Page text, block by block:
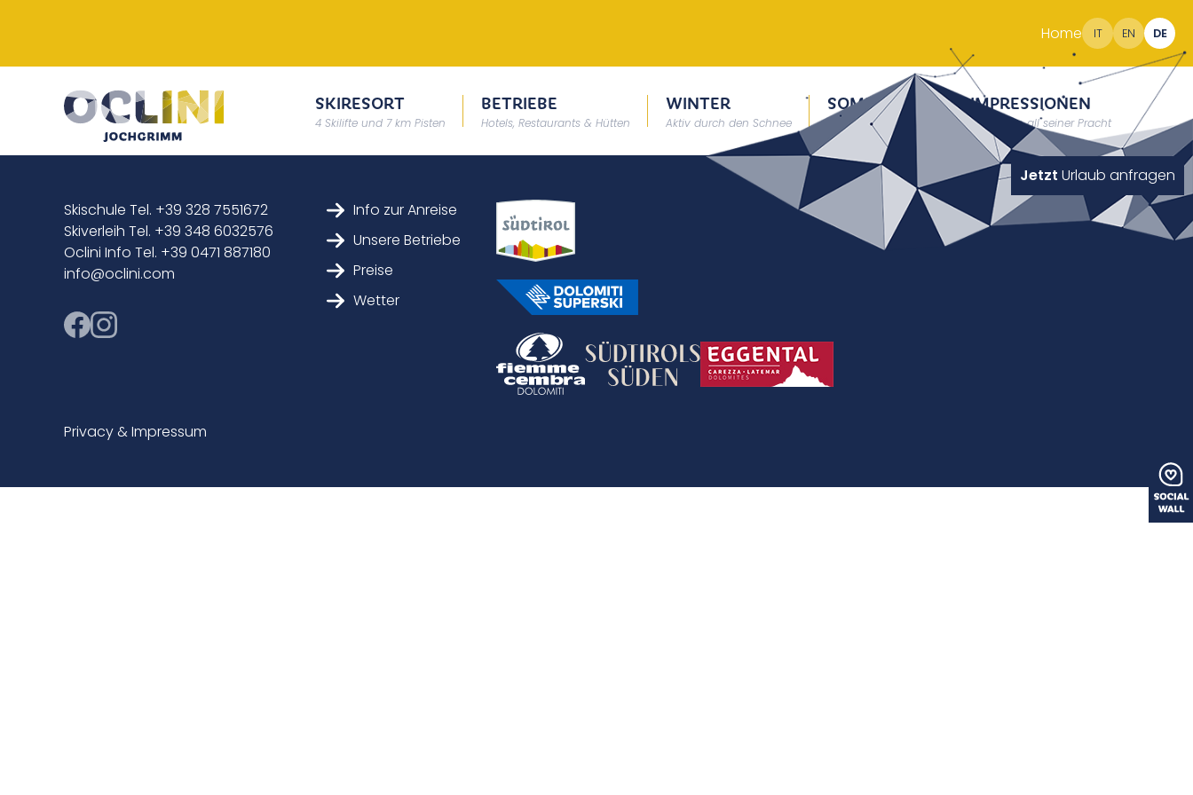
Home IT EN DE
SKIRESORT
4 Skilifte und 7 km Pisten
BETRIEBE
Hotels, Restaurants & Hütten
WINTER
Aktiv durch den Schnee
SOMMER
Erholung auf 2000m
IMPRESSIONEN
Südtirol in all seiner Pracht
Jetzt Urlaub anfragen
Skischule Tel. +39 328 7551672
Skiverleih Tel. +39 348 6032576
Oclini Info Tel. +39 0471 887180
info@oclini.com
Info zur Anreise
Unsere Betriebe
Preise
Wetter
Privacy & Impressum